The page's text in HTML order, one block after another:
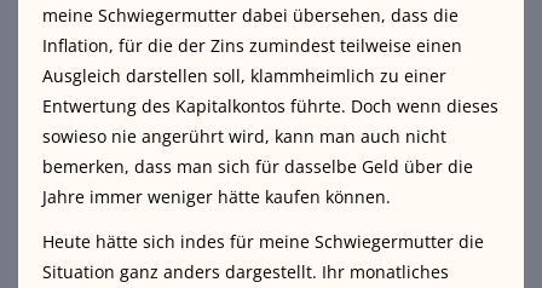
meine Schwiegermutter dabei übersehen, dass die
Inflation, für die der Zins zumindest teilweise einen
Ausgleich darstellen soll, klammheimlich zu einer
Entwertung des Kapitalkontos führte. Doch wenn dieses
sowieso nie angerührt wird, kann man auch nicht
bemerken, dass man sich für dasselbe Geld über die
Jahre immer weniger hätte kaufen können.
Heute hätte sich indes für meine Schwiegermutter die
Situation ganz anders dargestellt. Ihr monatliches